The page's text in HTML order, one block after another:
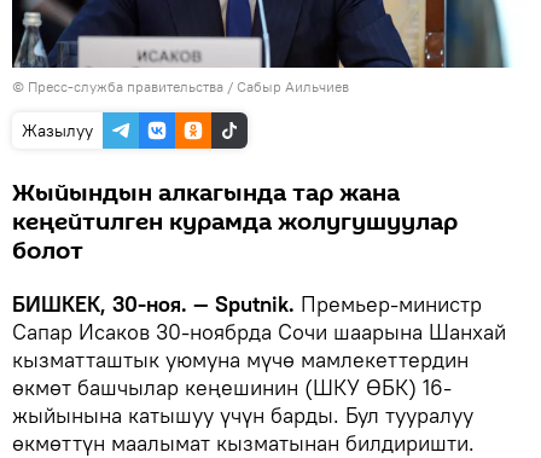
© Пресс-служба правительства / Сабыр Аильчиев
Жазылуу
Жыйындын алкагында тар жана
кеңейтилген курамда жолугушуулар
болот
БИШКЕК, 30-ноя. — Sputnik. Премьер-министр
Сапар Исаков 30-ноябрда Сочи шаарына Шанхай
кызматташтык уюмуна мүчө мамлекеттердин
өкмөт башчылар кеңешинин (ШКУ ӨБК) 16-
жыйынына катышуу үчүн барды. Бул тууралуу
өкмөттүн маалымат кызматынан билдиришти.